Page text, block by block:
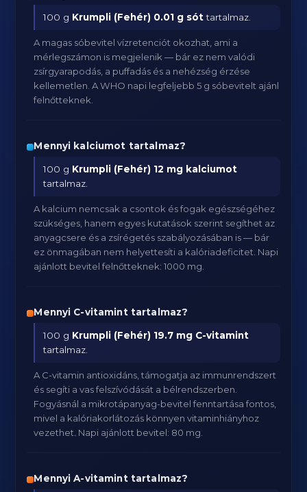
100 g Krumpli (Fehér) 0.01 g sóttartalmaz.
A magas sóbevitel vízretenciót okozhat, ami a
mérlegszámon is megjelenik — bár ez nem valódi
zsírgyarapodás, a puffadás és a nehézség érzése
kellemetlen. A WHO napi legfeljebb 5 g sóbevitelt ajánl
felnőtteknek.
Mennyi kalciumot tartalmaz?
100 g Krumpli (Fehér) 12 mg kalciumot
tartalmaz.
A kalcium nemcsak a csontok és fogak egészségéhez
szükséges, hanem egyes kutatások szerint segíthet az
anyagcsere és a zsírégetés szabályozásában is — bár
ez önmagában nem helyettesíti a kalóriadeficitet. Napi
ajánlott bevitel felnőtteknek: 1000 mg.
Mennyi C-vitamint tartalmaz?
100 g Krumpli (Fehér) 19.7 mg C-vitamint
tartalmaz.
A C-vitamin antioxidáns, támogatja az immunrendszert
és segíti a vas felszívódását a bélrendszerben.
Fogyásnál a mikrotápanyag-bevitel fenntartása fontos,
mivel a kalóriakorlátozás könnyen vitaminhiányhoz
vezethet. Napi ajánlott bevitel: 80 mg.
Mennyi A-vitamint tartalmaz?